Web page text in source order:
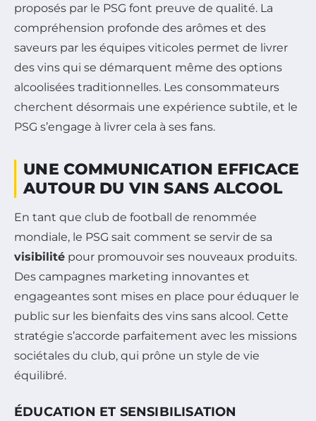
proposés par le PSG font preuve de qualité. La
compréhension profonde des arômes et des
saveurs par les équipes viticoles permet de livrer
des vins qui se démarquent même des options
alcoolisées traditionnelles. Les consommateurs
cherchent désormais une expérience subtile, et le
PSG s’engage à livrer cela à ses fans.
UNE COMMUNICATION EFFICACE
AUTOUR DU VIN SANS ALCOOL
En tant que club de football de renommée
mondiale, le PSG sait comment se servir de sa
visibilité pour promouvoir ses nouveaux produits.
Des campagnes marketing innovantes et
engageantes sont mises en place pour éduquer le
public sur les bienfaits des vins sans alcool. Cette
stratégie s’accorde parfaitement avec les missions
sociétales du club, qui prône un style de vie
équilibré.
ÉDUCATION ET SENSIBILISATION